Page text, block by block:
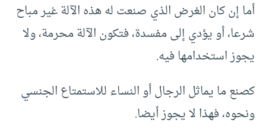
أما إن كان الغرض الذي صنعت له هذه الآلة غير مباح
شرعا، أو يؤدي إلى مفسدة، فتكون الآلة محرمة، ولا
يجوز استخدامها فيه.
كصنع ما يماثل الرجال أو النساء للاستمتاع الجنسي
ونحوه، فهذا لا يجوز أيضا.